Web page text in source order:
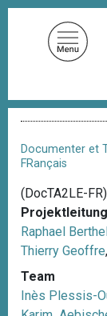
D
a
d
v
i
g
t
i
n
Documenter et
FRançais
(DocTA2LE-FR)
Projektleitung
Raphael
Thierry Geoffre,
Team
Inès Plessis-